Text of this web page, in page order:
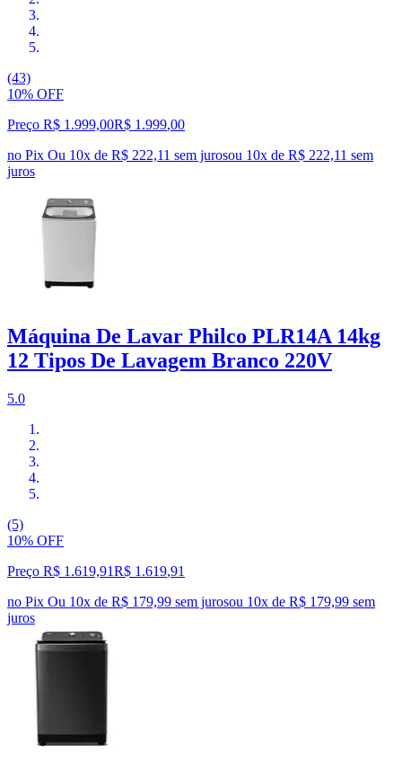
(43)
10% OFF
Preço R$ 1.999,00R$ 1.999,00
no Pix Ou 10x de R$ 222,11 sem jurosou 10x de R$ 222,11 sem
juros
Máquina De Lavar Philco PLR14A 14kg
12 Tipos De Lavagem Branco 220V
5.0
(5)
10% OFF
Preço R$ 1.619,91R$ 1.619,91
no Pix Ou 10x de R$ 179,99 sem jurosou 10x de R$ 179,99 sem
juros